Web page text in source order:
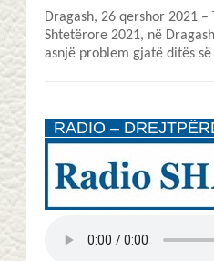
Dragash, 26 qershor 2021
Shtetërore 2021, në
asnjë problem gjatë ditës së
RADIO –